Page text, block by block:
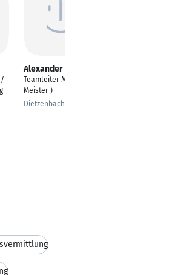
/
Alexander Huber
Teamleiter Mechanik (
Meister )
Dietzenbach